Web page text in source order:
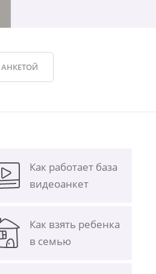
АНКЕТОЙ
Как работает база
видеоанкет
Как взять ребенка
в семью